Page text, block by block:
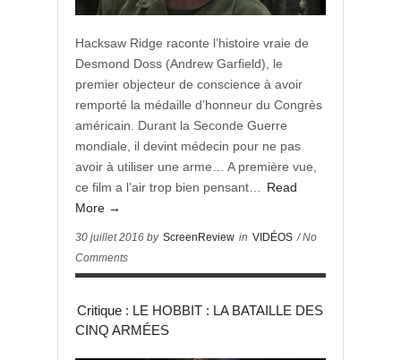
Hacksaw Ridge raconte l’histoire vraie de
Desmond Doss (Andrew Garfield), le
premier objecteur de conscience à avoir
remporté la médaille d’honneur du Congrès
américain. Durant la Seconde Guerre
mondiale, il devint médecin pour ne pas
avoir à utiliser une arme… A première vue,
ce film a l’air trop bien pensant…
Read
More →
30 juillet 2016 by ScreenReview in VIDÉOS / No
Comments
Critique : LE HOBBIT : LA BATAILLE DES
CINQ ARMÉES